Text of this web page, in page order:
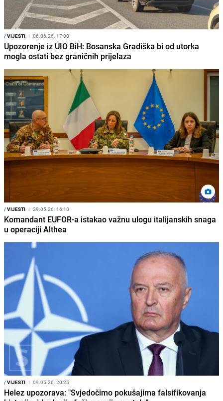
/VIJESTI I 06.06.26. 17:00
Upozorenje iz UIO BiH: Bosanska Gradiška bi od utorka
mogla ostati bez graničnih prijelaza
/VIJESTI I 29.05.26. 16:10
Komandant EUFOR-a istakao važnu ulogu italijanskih snaga
u operaciji Althea
/VIJESTI I 09.05.26. 20:25
Helez upozorava: "Svjedočimo pokušajima falsifikovanja